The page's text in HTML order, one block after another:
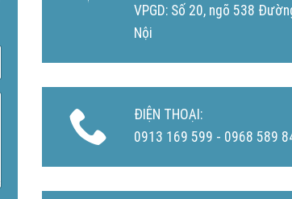
VPGD: Số 20, ngõ 538
Nội
ĐIỆN THOẠI:
0913 169 599 - 0968 589